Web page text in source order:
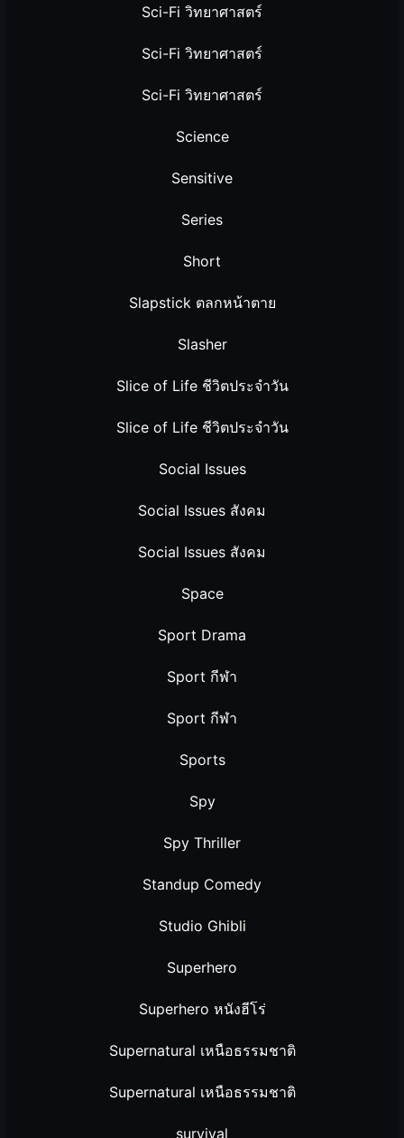
Sci-Fi วิทยาศาสตร์
Sci-Fi วิทยาศาสตร์
Sci-Fi วิทยาศาสตร์
Science
Sensitive
Series
Short
Slapstick ตลกหน้าตาย
Slasher
Slice of Life ชีวิตประจำวัน
Slice of Life ชีวิตประจำวัน
Social Issues
Social Issues สังคม
Social Issues สังคม
Space
Sport Drama
Sport กีฬา
Sport กีฬา
Sports
Spy
Spy Thriller
Standup Comedy
Studio Ghibli
Superhero
Superhero หนังฮีโร่
Supernatural เหนือธรรมชาติ
Supernatural เหนือธรรมชาติ
survival